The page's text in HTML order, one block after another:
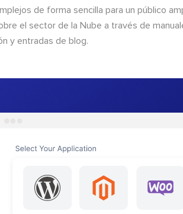
de forma sencilla para un público
el sector de la Nube a través de
y entradas de blog.